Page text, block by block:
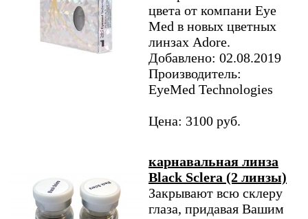
цвета от компани Eye
Med в новых цветных
линзах Adore.
Добавлено: 02.08.2019
Производитель:
EyeMed Technologies
Цена: 3100 руб.
карнавальная линза
Black Sclera (2 линзы)
Закрывают всю склеру
глаза, придавая Вашим